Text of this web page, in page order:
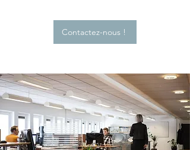
Contactez-nous !